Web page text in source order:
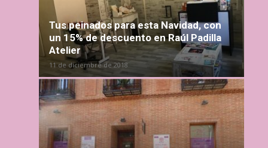
Tus peinados para esta Navidad, con
un 15% de descuento en Raúl Padilla
Atelier
11 de diciembre de 2018